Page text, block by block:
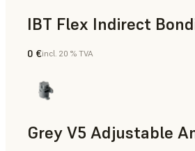
Dentaire
0 €incl. 20 % TVA
Grey V5 Adjustable